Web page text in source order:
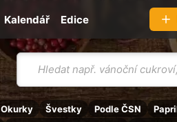
Vyhledávání
Okurky Švestky Podle ČSN
Kalendář Edice